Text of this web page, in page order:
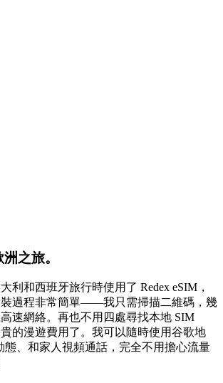
之旅。
利和西班牙旅行時使用了 Redex eSIM，
過程非常簡單——我只需掃描二維碼，幾
速網絡。再也不用四處尋找本地 SIM
的漫遊費用了。我可以隨時使用谷歌地
態、和家人視頻通話，完全不用擔心流量